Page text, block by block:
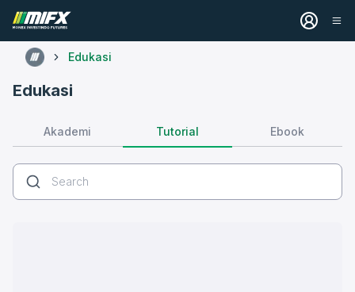
Edukasi
Edukasi
Akademi Tutorial Ebook